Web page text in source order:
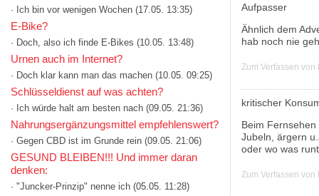
· Ich bin vor wenigen Wochen (17.05. 13:35)
E-Bike?
· Doch, also ich finde E-Bikes (10.05. 13:48)
Urnen auch im Internet?
· Doch klar kann man das machen (10.05. 09:25)
Schlüsseldienst auf was achten?
· Ich würde halt am besten nach (09.05. 21:36)
Nahrungsergänzungsmittel empfehlenswert?
· Gegen CBD ist im Grunde rein (09.05. 21:06)
GESUND BLEIBEN!!! Und immer daran
denken:
· "Juncker-Prinzip" nenne ich (05.05. 11:28)
Aufpasser
Ähnlich dem
hab noch nie
Zum Verfassen
kritischer
Beim
Jubeln, ärgern
oder wo was
Zum Verfassen